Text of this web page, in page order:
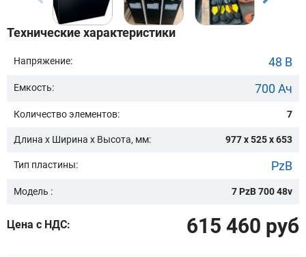
Сначала выберите бренд
Очистить подбор
Технические характеристики
Напряжение: 48 В
Емкость: 700 Ач
Количество элементов: 7
Длина х Ширина х Высота, мм: 977 x 525 x 653
Тип пластины: PzB
Модель : 7 PzB 700 48v
Цена с НДС: 615 460 руб